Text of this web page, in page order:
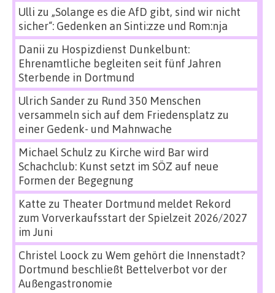
Ulli zu „Solange es die AfD gibt, sind wir nicht
sicher“: Gedenken an Sinti:zze und Rom:nja
Danii zu Hospizdienst Dunkelbunt:
Ehrenamtliche begleiten seit fünf Jahren
Sterbende in Dortmund
Ulrich Sanderzu Rund 350 Menschen
versammeln sich auf dem Friedensplatz zu
einer Gedenk- und Mahnwache
Michael Schulz zu Kirche wird Bar wird
Schachclub: Kunst setzt im SÖZ auf neue
Formen der Begegnung
Katte zu Theater Dortmund meldet Rekord
zum Vorverkaufsstart der Spielzeit 2026/2027
im Juni
Christel Loock zu Wem gehört die Innenstadt?
Dortmund beschließt Bettelverbot vor der
Außengastronomie